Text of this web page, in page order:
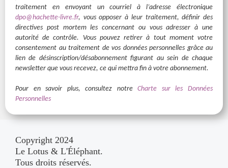
traitement en envoyant un courriel à l’adresse électronique
dpo@hachette-livre.fr, vous opposer à leur traitement, définir des
directives post mortem les concernant ou vous adresser à une
autorité de contrôle. Vous pouvez retirer à tout moment votre
consentement au traitement de vos données personnelles grâce au
lien de désinscription/désabonnement figurant au sein de chaque
newsletter que vous recevez, ce qui mettra fin à votre abonnement.
Pour en savoir plus, consultez notreCharte sur les Données
Personnelles
Copyright 2024
Le Lotus & L'Éléphant.
Tous droits réservés.